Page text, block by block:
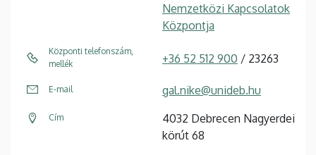
Nemzetközi Kapcsolatok
Központja
Központi telefonszám,
mellék
+36 52 512 900 / 23263
E-mail gal.nike@unideb.hu
Cím
4032 Debrecen Nagyerdei
körút 68